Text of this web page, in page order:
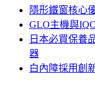
隱形鐵窗核心
GLO主機與
日本必買保養
器
白內障採用創